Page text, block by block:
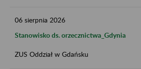
06 sierpnia 2026
Stanowisko ds. orzecznictwa_Gdynia
ZUS Oddział w Gdańsku